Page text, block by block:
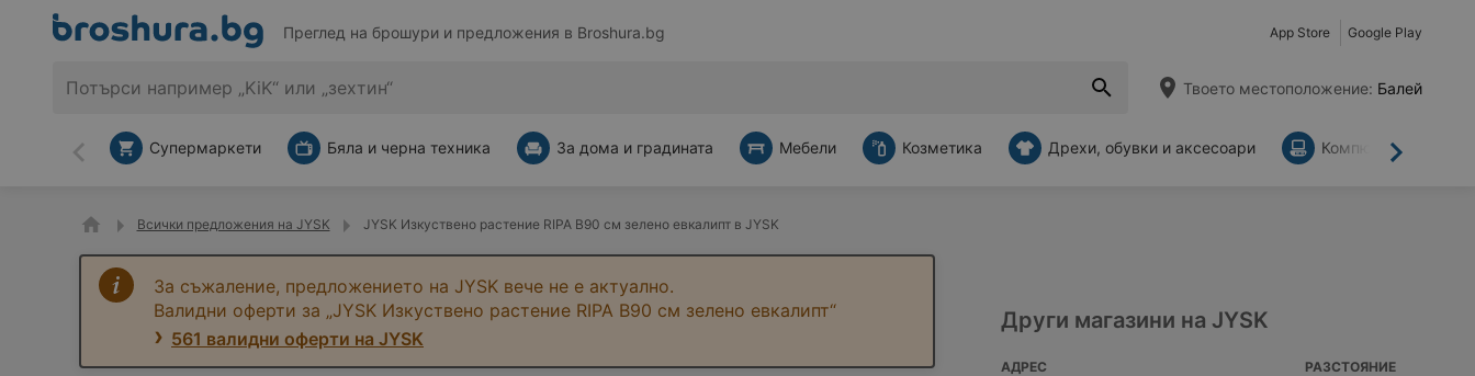
Преглед на брошури и предложения в Broshura.bg App Store Google Play
Твоето местоположение: Балей
Назад Напред
Супермаркети Бяла и черна техника За дома и градината Мебели Козметика Дрехи, обувки и аксесоари Компютри и
Всички предложения на JYSK JYSK Изкуствено растение RIPA В90 см зелено евкалипт в JYSK
За съжаление, предложението на JYSK вече не е актуално.
Валидни оферти за „JYSK Изкуствено растение RIPA В90 см зелено евкалипт“
561 валидни оферти на JYSK
Други магазини на JYSK
АДРЕС РАЗСТОЯНИЕ